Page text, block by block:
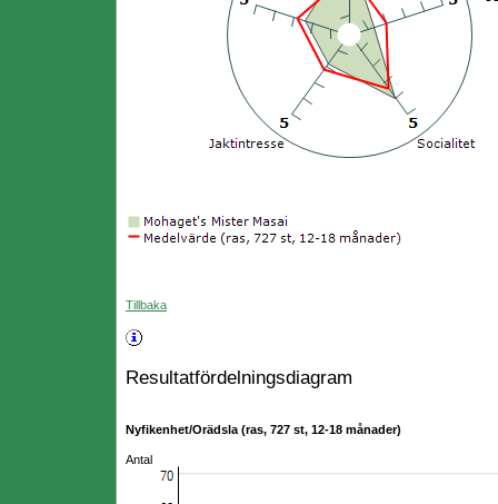
Tillbaka
Resultatfördelningsdiagram
Nyfikenhet/Orädsla (ras, 727 st, 12-18 månader)
Antal